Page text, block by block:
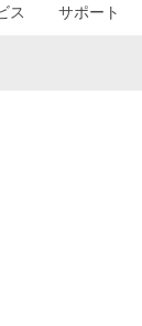
ス サポート